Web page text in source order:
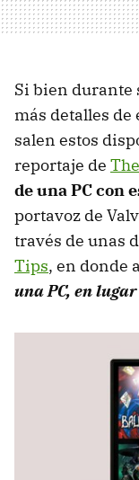
Si bien durante
más detalles de
salen estos
reportaje de
de una PC con
portavoz de
través de unas
Tips, en donde
una PC, en